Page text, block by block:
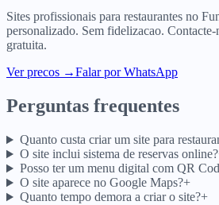
Sites profissionais para restaurantes no
personalizado. Sem fidelizacao.
gratuita.
Ver precos →Falar por WhatsApp
Perguntas frequentes
Quanto custa criar um site para
O site inclui sistema de reservas online?
Posso ter um menu digital com QR
O site aparece no Google Maps?+
Quanto tempo demora a criar o site?+